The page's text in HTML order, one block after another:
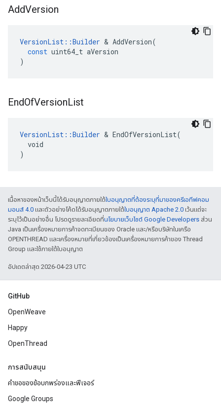
AddVersion
VersionList ::Builder & AddVersion(
const uint64_t aVersion
)
EndOfVersionList
VersionList::Builder & EndOfVersionList(
  void
)
เนื้อหาของหน้าเว็บนี้ได้รับอนุญาตภายใต้ใบอนุญาตที่ต้องระบุที่มาของครีเอทีฟคอม
มอนส์ 4.0 และตัวอย่างโค้ดได้รับอนุญาตภายใต้ใบอนุญาต Apache 2.0 เว้นแต่จะ
ระบุไว้เป็นอย่างอื่น โปรดดูรายละเอียดที่นโยบายเว็บไซต์ Google Developers ส่วน
Java เป็นเครื่องหมายการค้าจดทะเบียนของ Oracle และ/หรือบริษัทในเครือ
OPENTHREAD และเครื่องหมายที่เกี่ยวข้องเป็นเครื่องหมายการค้าของ Thread
Group และใช้ภายใต้ใบอนุญาต
อัปเดตล่าสุด 2026-04-23 UTC
GitHub
OpenWeave
Happy
OpenThread
การสนับสนุน
คำขอของข้อบกพร่องและฟีเจอร์
Google Groups